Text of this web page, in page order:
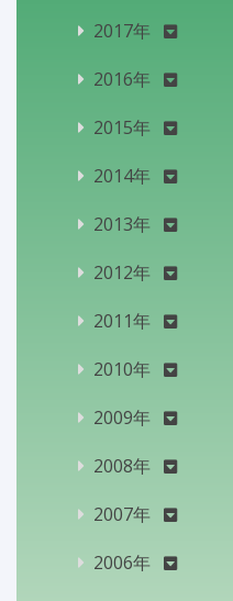
2017年
2016年
2015年
2014年
2013年
2012年
2011年
2010年
2009年
2008年
2007年
2006年